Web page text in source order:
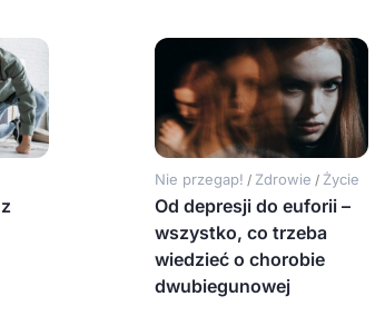
Nie przegap! / Zdrowie / Życie
Od depresji do euforii –
wszystko, co trzeba
wiedzieć o chorobie
dwubiegunowej